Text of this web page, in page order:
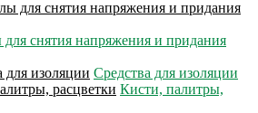
снятия напряжения и придания
Средства для изоляции
Кисти, палитры,